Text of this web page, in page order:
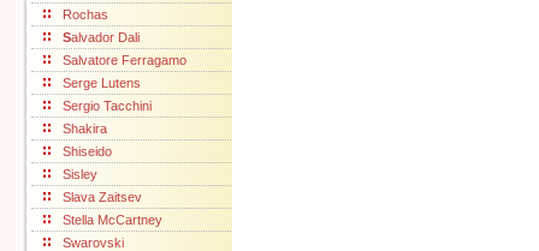
Rochas
Salvador Dali
Salvatore Ferragamo
Serge Lutens
Sergio Tacchini
Shakira
Shiseido
Sisley
Slava Zaitsev
Stella McCartney
Swarovski